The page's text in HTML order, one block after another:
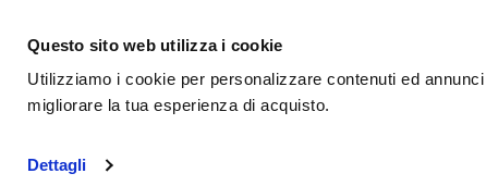
Questo sito web utilizza i cookie
Utilizziamo i cookie per personalizzare contenuti ed
migliorare la tua esperienza di acquisto.
Dettagli